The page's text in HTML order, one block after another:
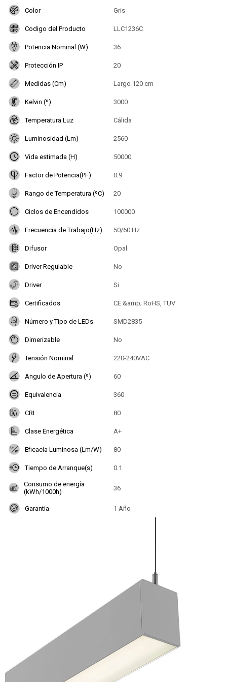
Color Gris
Codigo del Producto LLC1236C
Potencia Nominal (W) 36
Protección IP 20
Medidas (Cm) Largo 120 cm
Kelvin (º) 3000
Temperatura Luz Cálida
Luminosidad (Lm) 2560
Vida estimada (H) 50000
Factor de Potencia(PF) 0.9
Rango de Temperatura (ºC) 20
Ciclos de Encendidos 100000
Frecuencia de Trabajo(Hz) 50/60 Hz
Difusor Opal
Driver Regulable No
Driver Si
Certificados CE &amp; RoHS, TUV
Número y Tipo de LEDs SMD2835
Dimerizable No
Tensión Nominal 220-240VAC
Angulo de Apertura (º) 60
Equivalencia 360
CRI 80
Clase Energética A+
Eficacia Luminosa (Lm/W) 80
Tiempo de Arranque(s) 0.1
Consumo de energía
(kWh/1000h)
36
Garantía 1 Año